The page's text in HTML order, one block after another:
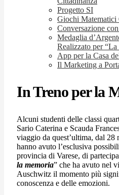
Progetto SI
Giochi Matematici
Conversazione
Medaglia
Realizzato per “La
App per la Casa
Il Marketing a
In Treno per la
Alcuni studenti delle classi
Sario Caterina e Scauda
viaggio da quest’ultima, dal 28
hanno avuto l’esclusiva
provincia di Varese, di
la memoria” che ha avuto nel
Auschwitz il momento più
conoscenza e delle emozioni.